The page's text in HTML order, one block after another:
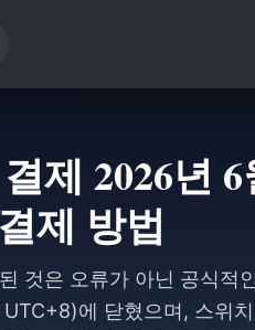
제 2026년
제 방법
것은 오류가 아닌 공식적
에 닫혔으며, 스위치